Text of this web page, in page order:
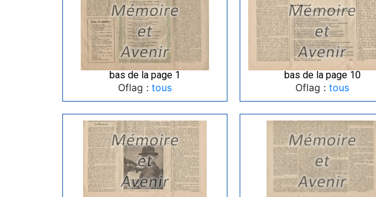
bas de la page 1
Oflag : tous
bas de la page 10
Oflag : tous